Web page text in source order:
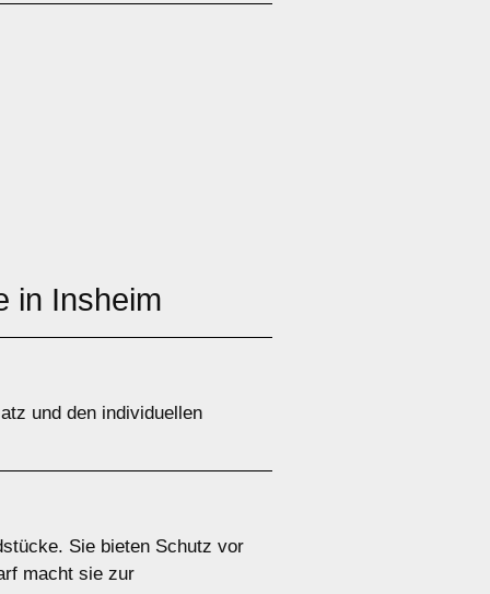
in Insheim
und den individuellen
Sie bieten Schutz vor
macht sie zur